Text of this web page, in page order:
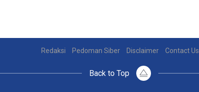
Redaksi Pedoman Siber Disclaimer Contact Us
Back to Top